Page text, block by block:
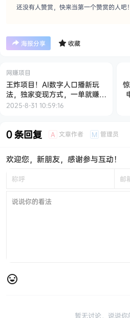
还没有人赞赏，快来当第一个赞赏的人吧！
海报分享 收藏
网赚项目
王炸项目！AI数字人口播新玩
法，独家变现方式，一单就赚
2000+
2025-8-31 10:59:16
0 条回复 A 文章作者 M 管理员
欢迎您，新朋友，感谢参与互动！
暂无讨论，说说你